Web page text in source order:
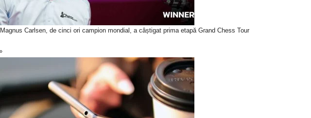
Magnus Carlsen, de cinci ori campion mondial, a câștigat prima etapă Grand Chess Tour